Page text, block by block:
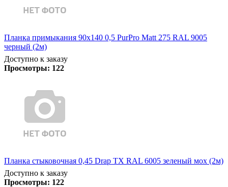
Планка примыкания 90х140 0,5 PurPro Matt 275 RAL 9005
черный (2м)
Доступно к заказу
Просмотры: 122
Планка стыковочная 0,45 Drap TX RAL 6005 зеленый мох (2м)
Доступно к заказу
Просмотры: 122